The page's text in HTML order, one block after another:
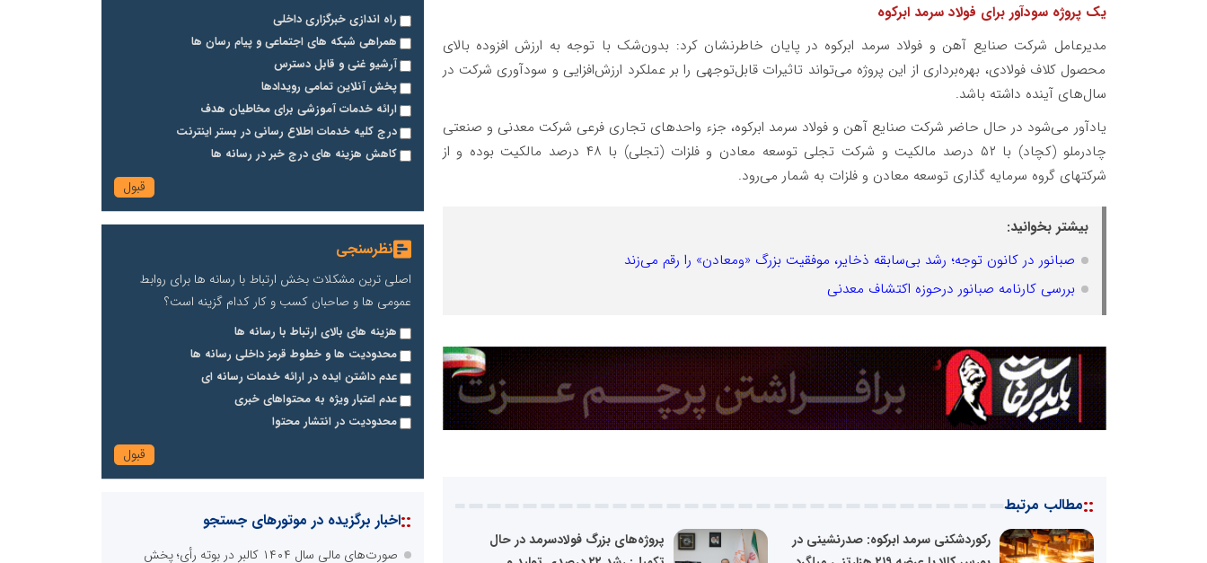
یک پروژه سودآور برای فولاد سرمد ابرکوه
مدیرعامل شرکت صنایع آهن و فولاد سرمد ابرکوه در پایان خاطرنشان کرد: بدون‌شک با توجه به ارزش افزوده بالای
محصول کلاف فولادی، بهره‌برداری از این پروژه می‌تواند تاثیرات قابل‌توجهی را بر عملکرد ارزش‌افزایی و سودآوری شرکت در
سال‌های آینده داشته باشد.
یادآور می‌شود در حال حاضر شرکت صنایع آهن و فولاد سرمد ابرکوه، جزء واحدهای تجاری فرعی شرکت معدنی و صنعتی
چادرملو (کچاد) با ۵۲ درصد مالکیت و شرکت تجلی توسعه معادن و فلزات (تجلی) با ۴۸ درصد مالکیت بوده و از
شرکتهای گروه سرمایه گذاری توسعه معادن و فلزات به شمار می‌رود.
بیشتر بخوانید:
صبانور در کانون توجه؛ رشد بی‌سابقه ذخایر، موفقیت بزرگ «ومعادن» را رقم می‌زند
بررسی کارنامه صبانور درحوزه اکتشاف معدنی
::مطالب مرتبط
رکوردشکنی سرمد ابرکوه: صدرنشینی در
پروژه‌های بزرگ فولادسرمد در حال
راه اندازی خبرگزاری داخلی
همراهی شبکه های اجتماعی و پیام رسان ها
آرشیو غنی و قابل دسترس
پخش آنلاین تمامی رویدادها
ارائه خدمات آموزشی برای مخاطیان هدف
درج کلیه خدمات اطلاع رسانی در بستر اینترنت
کاهش هزینه های درج خبر در رسانه ها
نظرسنجی
اصلی ترین مشکلات بخش ارتباط با رسانه ها برای روابط
عمومی ها و صاحبان کسب و کار کدام گزینه است؟
هزینه های بالای ارتباط با رسانه ها
محدودیت ها و خطوط قرمز داخلی رسانه ها
عدم داشتن ایده در ارائه خدمات رسانه ای
عدم اعتبار ویژه به محتواهای خبری
محدودیت در انتشار محتوا
::اخبار برگزیده در موتورهای جستجو
صورت‌های مالی سال ۱۴۰۴ کالبر در بوته رأی؛ پخش